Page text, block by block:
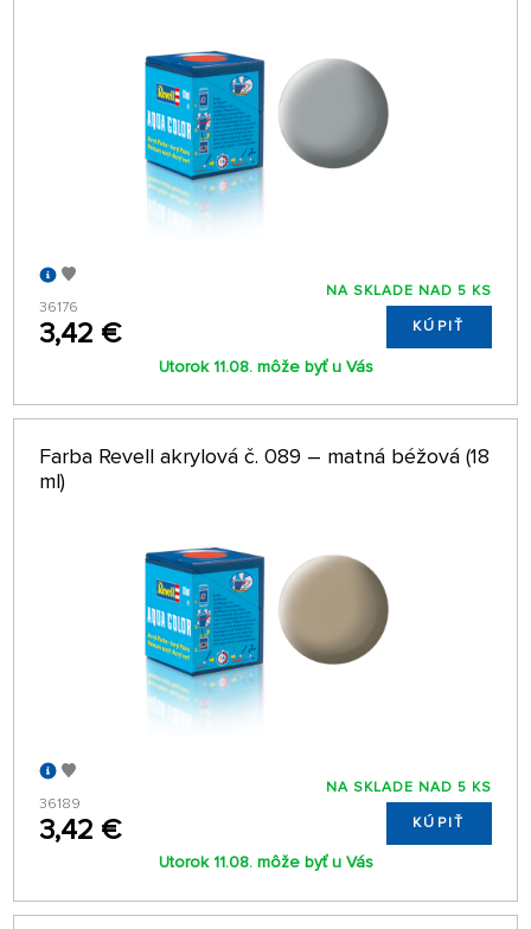
36176
3,42 €
NA SKLADE NAD 5 KS
KÚPIŤ
Utorok 11.08. môže byť u Vás
Farba Revell akrylová č. 089 – matná béžová (18
ml)
36189
3,42 €
NA SKLADE NAD 5 KS
KÚPIŤ
Utorok 11.08. môže byť u Vás